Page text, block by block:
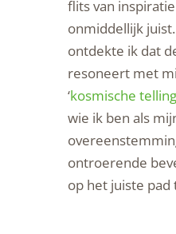
flits van
onmiddellijk juist.
ontdekte ik dat
resoneert met
‘kosmische telling
wie ik ben als
ontroerende
op het juiste pad